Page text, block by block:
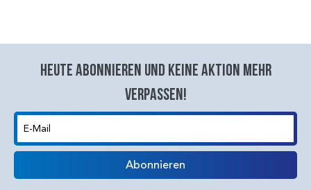
Heute abonnieren und keine aktion mehr
verpassen!
E-Mail
Abonnieren